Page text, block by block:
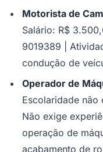
Motorista de
Salário: R$
9019389 |
condução de
Operador de
Escolaridade não
Não exige
operação de
acabamento de